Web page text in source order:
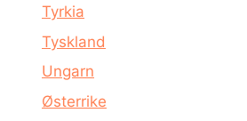
Tyrkia
Tyskland
Ungarn
Østerrike